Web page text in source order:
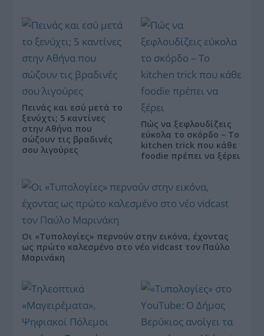
Πεινάς και εσύ μετά το
ξενύχτι; 5 καντίνες
στην Αθήνα που
σώζουν τις βραδινές
σου λιγούρες
Πώς να ξεφλουδίζεις
εύκολα το σκόρδο – Το
kitchen trick που κάθε
foodie πρέπει να ξέρει
Οι «Τυπολογίες» περνούν στην εικόνα, έχοντας
ως πρώτο καλεσμένο στο νέο vidcast τον Παύλο
Μαρινάκη